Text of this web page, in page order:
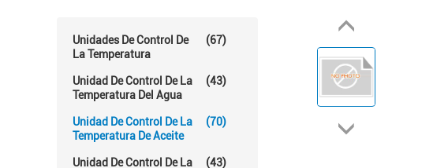
Unidades De Control De
La Temperatura
(67)
Unidad De Control De La
Temperatura Del Agua
(43)
Unidad De Control De La
Temperatura De Aceite
(70)
Unidad De Control De La (43)